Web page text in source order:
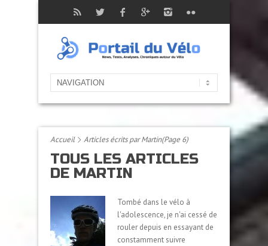
Accueil Articles écrits par Martin(Page 6)
TOUS LES ARTICLES
DE MARTIN
Tombé dans le vélo à
l'adolescence, je n'ai cessé de
rouler depuis en essayant de
constamment suivre